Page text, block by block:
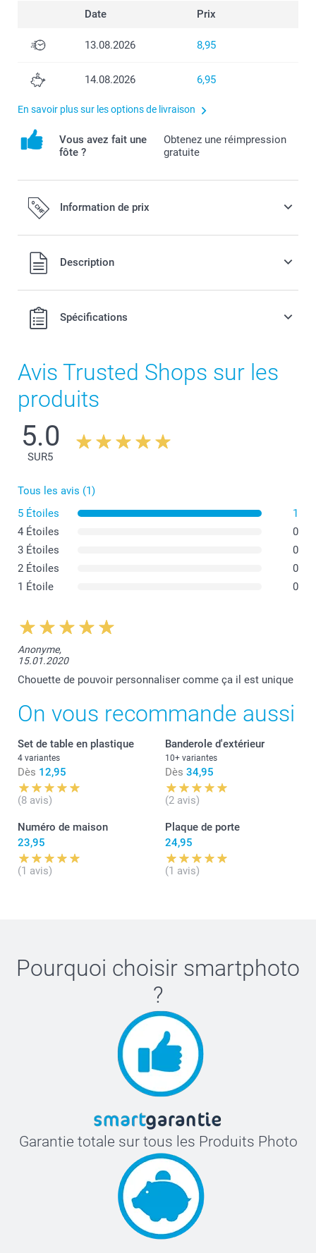
Date Prix
13.08.2026 8,95
14.08.2026 6,95
En savoir plus sur les options de livraison
Vous avez fait une
fôte ?
Obtenez une réimpression
gratuite
Information de prix
Tous les prix sont en francs suisses (CHF), TVA incluse et
hors frais de port.
Description
Spécifications
Avis Trusted Shops sur les
produits
5.0
SUR5
Tous les avis (1)
5 Étoiles
1
4 Étoiles
0
3 Étoiles
0
2 Étoiles
0
1 Étoile
0
Anonyme,
15.01.2020
Chouette de pouvoir personnaliser comme ça il est unique
On vous recommande aussi
Set de table en plastique
4 variantes
Dès 12,95
(8 avis)
Banderole d'extérieur
10+ variantes
Dès 34,95
(2 avis)
Numéro de maison
23,95
(1 avis)
Plaque de porte
24,95
(1 avis)
Pourquoi choisir smartphoto
?
Garantie totale sur tous les Produits Photo